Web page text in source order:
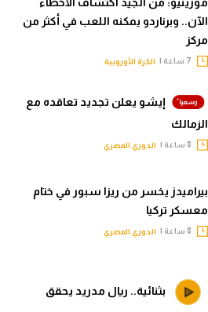
الآن.. وبرناردو يمكنه اللعب في أكثر من
مركز
الكرة الأوروبية
إيشو يعلن تجديد تعاقده مع
الزمالك
الدوري المصري
بيراميدز يخسر من ريزا سبور في ختام
معسكر تركيا
الدوري المصري
بثنائية.. ريال مدريد يحقق